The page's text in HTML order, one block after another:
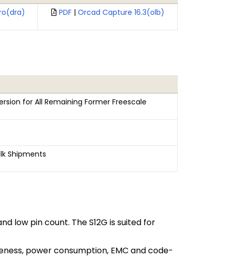
PDF| Orcad Capture 16.3(olb)
for All Remaining Former Freescale
Shipments
low pin count. The S12G is suited for
power consumption, EMC and code-